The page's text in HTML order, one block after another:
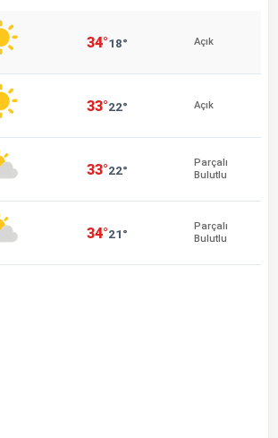
34°18° Açık
33°22° Açık
33°22°
Parçalı
Bulutlu
34°21°
Parçalı
Bulutlu